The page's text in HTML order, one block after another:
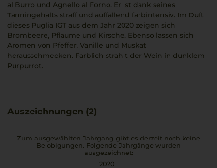
al Burro und Agnello al Forno. Er ist dank seines
Tanningehalts straff und auffallend farbintensiv. Im Duft
dieses Puglia IGT aus dem Jahr 2020 zeigen sich
Brombeere, Pflaume und Kirsche. Ebenso lassen sich
Aromen von Pfeffer, Vanille und Muskat
herausschmecken. Farblich strahlt der Wein in dunklem
Purpurrot.
Auszeichnungen (2)
Zum ausgewählten Jahrgang gibt es derzeit noch keine
Belobigungen. Folgende Jahrgänge wurden
ausgezeichnet:
2020